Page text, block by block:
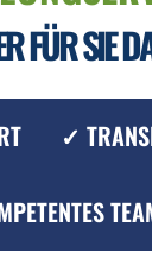
FÜR SIE
✓